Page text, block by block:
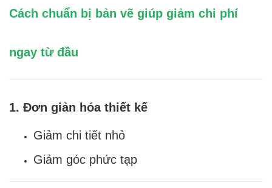
Cách chuẩn bị bản vẽ giúp giảm chi phí
ngay từ đầu
1. Đơn giản hóa thiết kế
Giảm chi tiết nhỏ
Giảm góc phức tạp